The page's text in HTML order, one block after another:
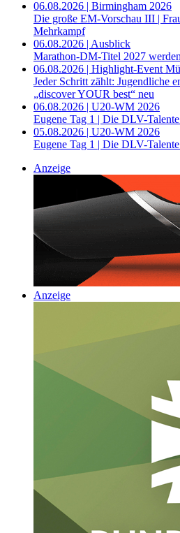
06.08.2026 | Birmingham 2026
Die große EM-Vorschau III |
Mehrkampf
06.08.2026 | Ausblick
Marathon-DM-Titel 2027
06.08.2026 | Highlight-Event
Jeder Schritt zählt: Jugendliche
„discover YOUR best“ neu
06.08.2026 | U20-WM 2026
Eugene Tag 1 | Die DLV-
05.08.2026 | U20-WM 2026
Eugene Tag 1 | Die DLV-
Anzeige
Anzeige